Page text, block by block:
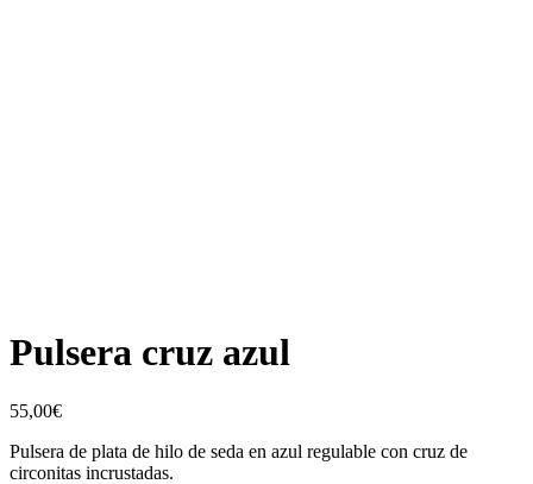
Pulsera cruz azul
55,00€
Pulsera de plata de hilo de seda en azul regulable con cruz de
circonitas incrustadas.